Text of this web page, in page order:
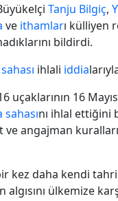
Tanju Bilgiç,
ve ithamları külliyen
bildirdi.
ihlali iddia
uçaklarının 16
sahasını ihlal ettiğini
angajman
kez daha kendi
ülkemize